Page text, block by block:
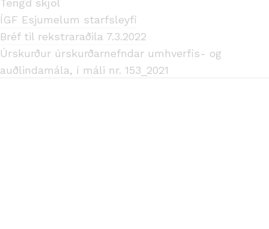
Tengd skjöl
ÍGF Esjumelum starfsleyfi
Bréf til rekstraraðila 7.3.2022
Úrskurður úrskurðarnefndar umhverfis- og
auðlindamála, í máli nr. 153_2021